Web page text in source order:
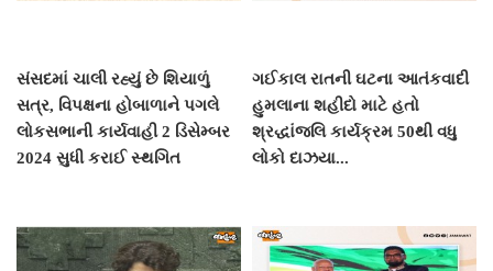
સંસદમાં ચાલી રહ્યું છે શિયાળું
સત્ર, વિપક્ષના હોબાળાને પગલે
લોકસભાની કાર્યવાહી 2 ડિસેમ્બર
2024 સુધી કરાઈ સ્થગિત
ગઈકાલ રાતની ઘટના આતંકવાદી
હુમલાના શહીદો માટે હતો
શ્રદ્ધાંજલિ કાર્યક્રમ 50થી વધુ
લોકો દાઝયા...